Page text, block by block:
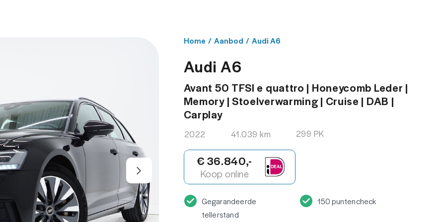
Home / Aanbod / Audi A6
Audi A6
Avant 50 TFSI e quattro | Honeycomb Leder |
Memory | Stoelverwarming | Cruise | DAB |
Carplay
2022 41.039 km 299 PK
€ 36.840,-
Koop online
Gegarandeerde
tellerstand
150 puntencheck